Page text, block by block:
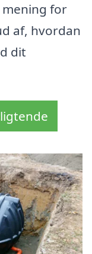
for
af, hvordan
dit